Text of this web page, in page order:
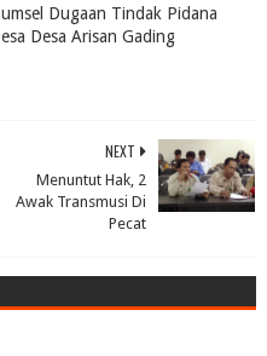
Dugaan Tindak Pidana
Desa Arisan Gading
NEXT
Menuntut Hak, 2
Awak Transmusi Di
Pecat